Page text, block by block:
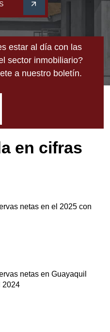
estar al día con las
sector inmobiliario?
a nuestro boletín.
en cifras
netas en el 2025 con
netas en Guayaquil
2024